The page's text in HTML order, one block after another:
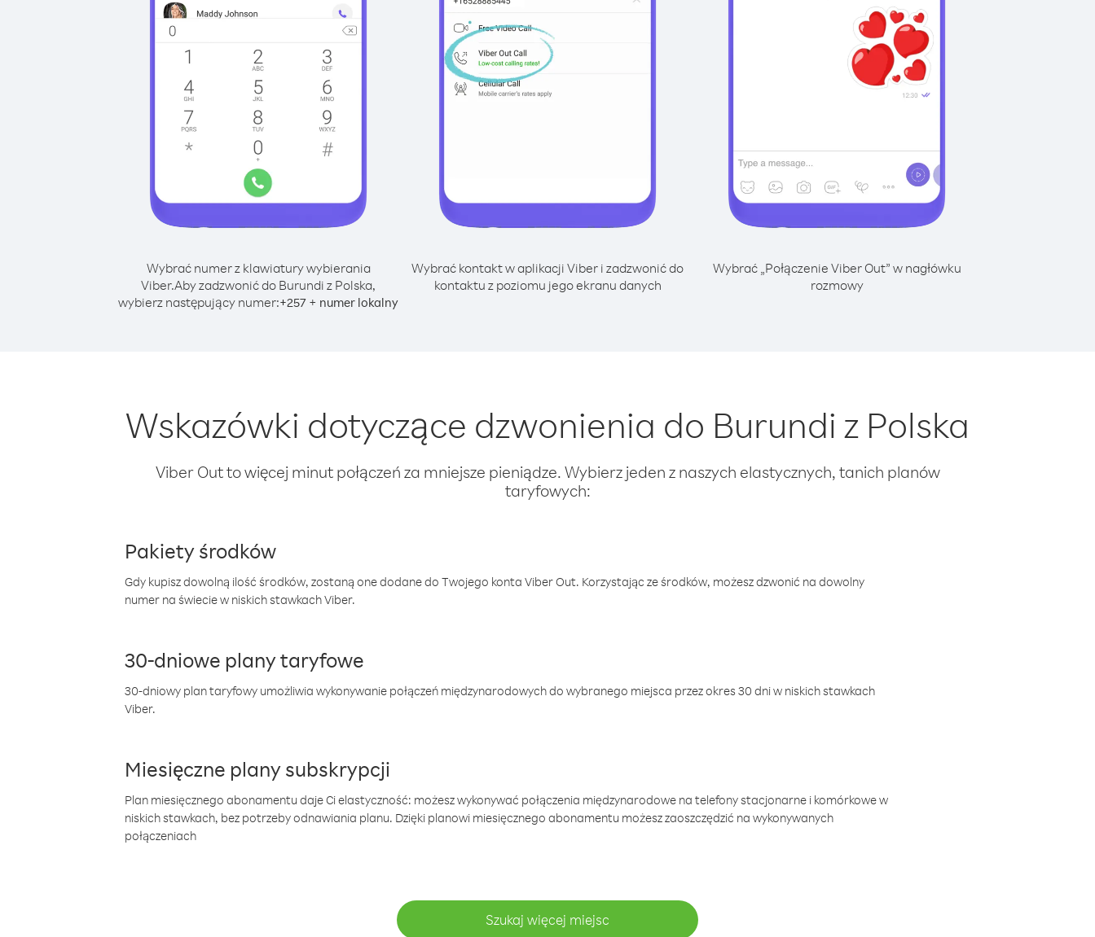
Wybrać numer z klawiatury wybierania
Viber.Aby zadzwonić do Burundi z Polska,
wybierz następujący numer:+257 + numer lokalny
Wybrać kontakt w aplikacji Viber i zadzwonić do
kontaktu z poziomu jego ekranu danych
Wybrać „Połączenie Viber Out” w nagłówku
rozmowy
Wskazówki dotyczące dzwonienia do Burundi z Polska
Viber Out to więcej minut połączeń za mniejsze pieniądze. Wybierz jeden z naszych elastycznych, tanich planów
taryfowych:
Pakiety środków
Gdy kupisz dowolną ilość środków, zostaną one dodane do Twojego konta Viber Out. Korzystając ze środków, możesz dzwonić na dowolny
numer na świecie w niskich stawkach Viber.
30-dniowe plany taryfowe
30-dniowy plan taryfowy umożliwia wykonywanie połączeń międzynarodowych do wybranego miejsca przez okres 30 dni w niskich stawkach
Viber.
Miesięczne plany subskrypcji
Plan miesięcznego abonamentu daje Ci elastyczność: możesz wykonywać połączenia międzynarodowe na telefony stacjonarne i komórkowe w
niskich stawkach, bez potrzeby odnawiania planu. Dzięki planowi miesięcznego abonamentu możesz zaoszczędzić na wykonywanych
połączeniach
Szukaj więcej miejsc